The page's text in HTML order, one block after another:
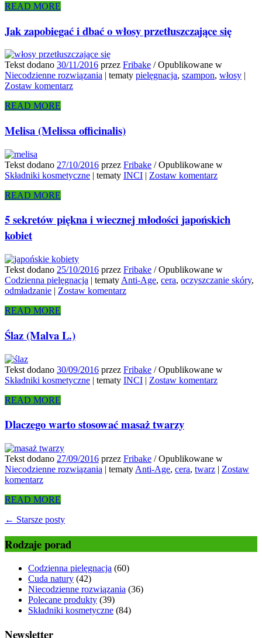
READ MORE
Jak zapobiegać i dbać o włosy przetłuszczające się
Tekst dodano 30/11/2016 przez Fribake /Opublikowane w
Niecodzienne rozwiązania | tematy pielęgnacja, szampon, włosy |
Zostaw komentarz
READ MORE
Melisa (Melissa officinalis)
Tekst dodano 27/10/2016 przez Fribake /Opublikowane w
Składniki kosmetyczne | tematy INCI | Zostaw komentarz
READ MORE
5 sekretów piękna i wiecznej młodości japońskich
kobiet
Tekst dodano 25/10/2016 przez Fribake /Opublikowane w
Codzienna pielęgnacja | tematy Anti-Age, cera, oczyszczanie skóry,
odmładzanie | Zostaw komentarz
READ MORE
Ślaz (Malva L.)
Tekst dodano 30/09/2016 przez Fribake /Opublikowane w
Składniki kosmetyczne | tematy INCI | Zostaw komentarz
READ MORE
Dlaczego warto stosować masaż twarzy
Tekst dodano 27/09/2016 przez Fribake /Opublikowane w
Niecodzienne rozwiązania | tematy Anti-Age, cera, twarz | Zostaw
komentarz
READ MORE
← Starsze posty
Rodzaje porad
Codzienna pielęgnacja (60)
Cuda natury (42)
Niecodzienne rozwiązania (36)
Polecane produkty (39)
Składniki kosmetyczne (84)
Newsletter